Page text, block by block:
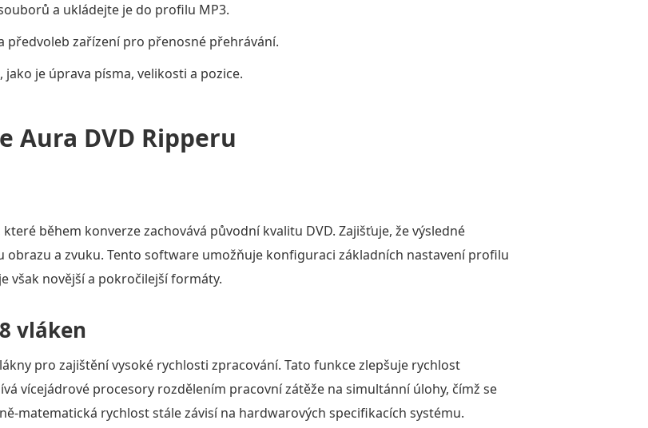
a ukládejte je do profilu MP3.
předvoleb zařízení pro přenosné přehrávání.
je úprava písma, velikosti a pozice.
Aura DVD Ripperu
během konverze zachovává původní kvalitu DVD. Zajišťuje, že výsledné
a zvuku. Tento software umožňuje konfiguraci základních nastavení profilu
však novější a pokročilejší formáty.
vláken
pro zajištění vysoké rychlosti zpracování. Tato funkce zlepšuje rychlost
vícejádrové procesory rozdělením pracovní zátěže na simultánní úlohy, čímž se
matematická rychlost stále závisí na hardwarových specifikacích systému.